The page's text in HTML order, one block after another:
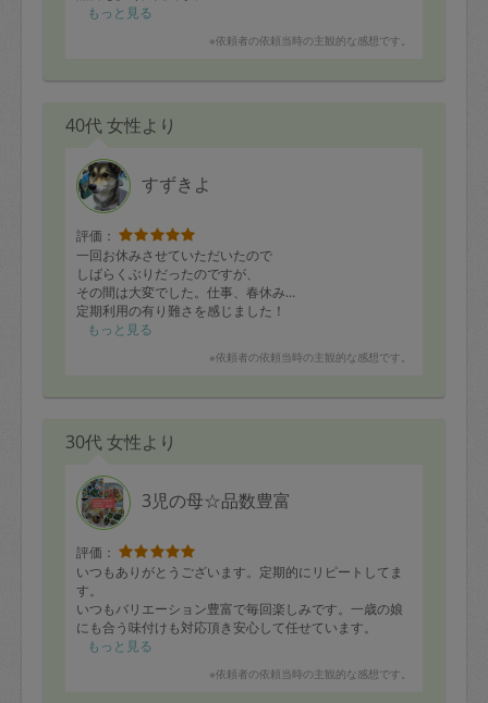
もっと見る
※依頼者の依頼当時の主観的な感想です。
40代 女性より
すずきよ
評価：
一回お休みさせていただいたので
しばらくぶりだったのですが、
その間は大変でした。仕事、春休み…
定期利用の有り難さを感じました！
たくさんのおかずありがとうございました。油淋鶏は多
野菜多めのおかずも沢山あるので
ありがとうございました♪
もっと見る
※依頼者の依頼当時の主観的な感想です。
30代 女性より
3児の母☆品数豊富
評価：
いつもありがとうございます。定期的にリピートしてま
す。
いつもバリエーション豊富で毎回楽しみです。一歳の娘
にも合う味付けも対応頂き安心して任せています。
またよろしくお願い致します
もっと見る
※依頼者の依頼当時の主観的な感想です。